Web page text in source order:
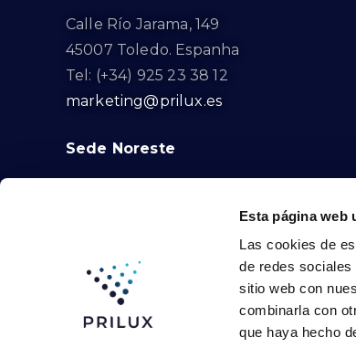
Esta página web
Las cookies de
de redes
sitio web con
combinarla con
que haya hecho
Calle Río Jarama, 149
45007 Toledo. Espanha
Tel: (+34) 925 23 38 12
marketing@prilux.es
Sede Noreste
08791. Sant Llorenç d’Hortons.
Tel: (+34) 93 719 23 29
marketing@prilux.es